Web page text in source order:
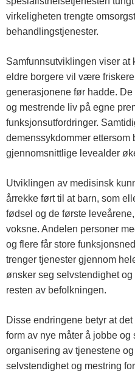
l
e
m
a
r
k
virkeligheten trengte
behandlingstjenester.
Samfunnsutviklingen viser at
eldre borgere vil være
generasjonene før hadde.
og mestrende liv på egne
funksjonsutfordringer.
demenssykdommer ettersom
gjennomsnittlige levealder
Utviklingen av medisinsk
årrekke ført til at barn, som
fødsel og de første
voksne. Andelen personer
og flere får store
trenger tjenester gjennom
ønsker seg selvstendighet
resten av befolkningen.
Disse endringene betyr at
form av nye måter å jobbe og
organisering av tjenestene
selvstendighet og mestring for